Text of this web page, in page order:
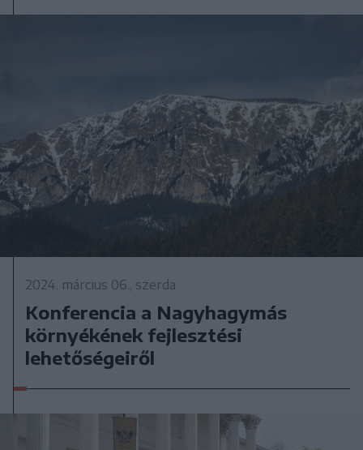
2024. március 06., szerda
Konferencia a Nagyhagymás
környékének fejlesztési
lehetőségeiről